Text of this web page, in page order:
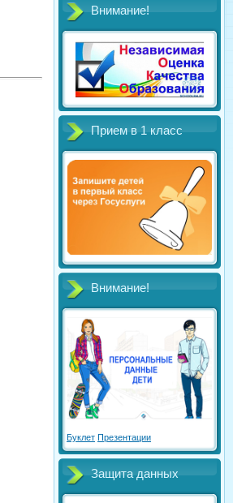
Внимание!
Прием в 1 класс
Внимание!
Буклет Презентации
Защита данных